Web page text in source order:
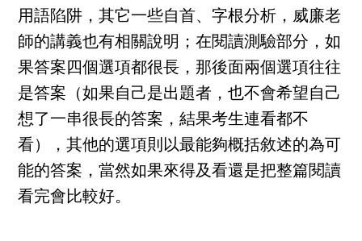
用語陷阱，其它一些自首、字根分析，威廉老
師的講義也有相關說明；在閱讀測驗部分，如
果答案四個選項都很長，那後面兩個選項往往
是答案（如果自己是出題者，也不會希望自己
想了一串很長的答案，結果考生連看都不
看），其他的選項則以最能夠概括敘述的為可
能的答案，當然如果來得及看還是把整篇閱讀
看完會比較好。